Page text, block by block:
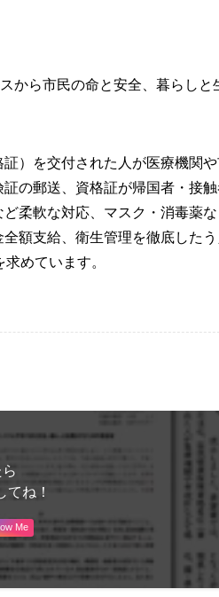
から市民の命と安全、暮らしと
）を交付された人が医療機関
の郵送、資格証が帰国者・接
柔軟な対応、マスク・消毒薬
額支給、衛生管理を徹底した
めています。
てね！
Me